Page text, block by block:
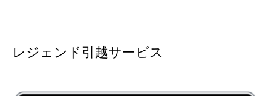
レジェンド引越サービス